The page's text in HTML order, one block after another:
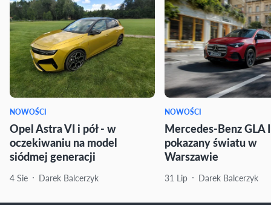
NOWOŚCI
Opel Astra VI i pół - w
oczekiwaniu na model
siódmej generacji
4 Sie Darek Balcerzyk
NOWOŚCI
Mercedes-Benz GLA
pokazany światu w
Warszawie
31 Lip Darek Balcerzyk